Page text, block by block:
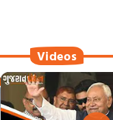
Videos